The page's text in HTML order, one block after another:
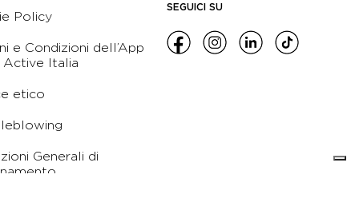
Policy
e Condizioni dell’App
Active Italia
etico
Generali di
SEGUICI SU